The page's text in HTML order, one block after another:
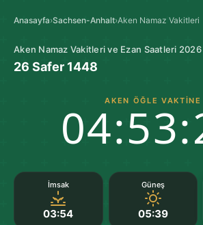
Anasayfa›Sachsen-Anhalt›Aken Namaz Vakitleri
Aken Namaz Vakitleri ve Ezan Saatleri 2026
26 Safer 1448
AKEN ÖĞLE VAKTINE
İmsak
03:54
Güneş
05:39